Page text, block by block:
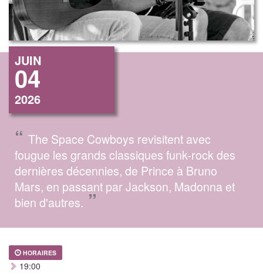
JUIN
04
2026
“ The Space Cowboys revisitent avec
fougue les grands classiques funk-rock des
dernières décennies, de Prince à Bruno
Mars, en passant par Jackson, Madonna et
bien d'autres.”
HORAIRES
19:00